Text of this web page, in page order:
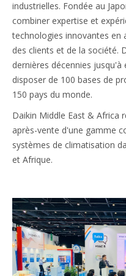
industrielles. Fondée au
combiner expertise et
technologies innovantes en
des clients et de la société.
dernières décennies
disposer de 100 bases de
150 pays du monde.
Daikin Middle East & Africa
après-vente d'une gamme
systèmes de climatisation
et Afrique.